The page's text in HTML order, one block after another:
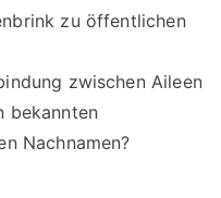
zu öffentlichen
zwischen Aileen
bekannten
Nachnamen?